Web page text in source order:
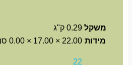
משקל 0.29 ק"ג
מידות 22.00 × 17.00 × 0.00 סנטימטרים